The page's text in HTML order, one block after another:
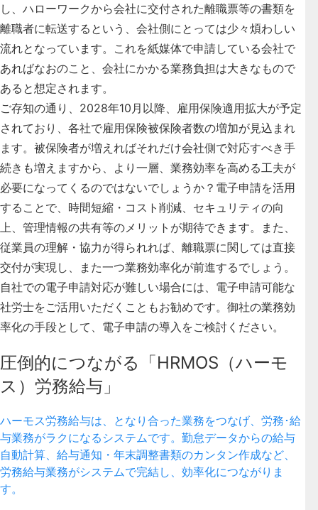
し、ハローワークから会社に交付された離職票等の書類を
離職者に転送するという、会社側にとっては少々煩わしい
流れとなっています。これを紙媒体で申請している会社で
あればなおのこと、会社にかかる業務負担は大きなもので
あると想定されます。
ご存知の通り、2028年10月以降、雇用保険適用拡大が予定
されており、各社で雇用保険被保険者数の増加が見込まれ
ます。被保険者が増えればそれだけ会社側で対応すべき手
続きも増えますから、より一層、業務効率を高める工夫が
必要になってくるのではないでしょうか？電子申請を活用
することで、時間短縮・コスト削減、セキュリティの向
上、管理情報の共有等のメリットが期待できます。また、
従業員の理解・協力が得られれば、離職票に関しては直接
交付が実現し、また一つ業務効率化が前進するでしょう。
自社での電子申請対応が難しい場合には、電子申請可能な
社労士をご活用いただくこともお勧めです。御社の業務効
率化の手段として、電子申請の導入をご検討ください。
圧倒的につながる「HRMOS（ハーモ
ス）労務給与」
ハーモス労務給与は、となり合った業務をつなげ、労務･給
与業務がラクになるシステムです。勤怠データからの給与
自動計算、給与通知・年末調整書類のカンタン作成など、
労務給与業務がシステムで完結し、効率化につながりま
す。